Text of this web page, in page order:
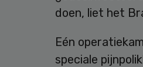
doen, liet het
Eén
speciale